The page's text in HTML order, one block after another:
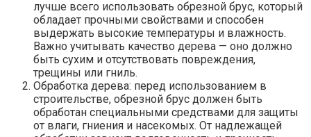
лучше всего использовать обрезной брус, который
обладает прочными свойствами и способен
выдержать высокие температуры и влажность.
Важно учитывать качество дерева — оно должно
быть сухим и отсутствовать повреждения,
трещины или гниль.
Обработка дерева: перед использованием в
строительстве, обрезной брус должен быть
обработан специальными средствами для защиты
от влаги, гниения и насекомых. От надлежащей